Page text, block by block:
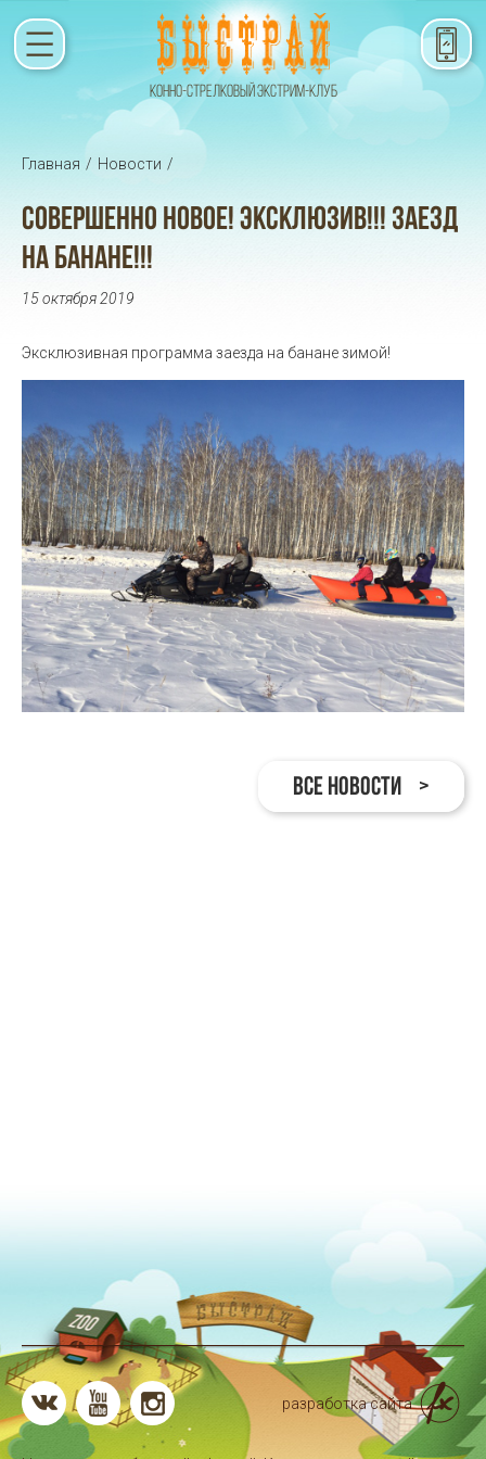
КОННО-СТРЕЛКОВЫЙ ЭКСТРИМ-КЛУБ
Главная / Новости /
СОВЕРШЕННО НОВОЕ! ЭКСКЛЮЗИВ!!! ЗАЕЗД
НА БАНАНЕ!!!
15 октября 2019
Эксклюзивная программа заезда на банане зимой!
ВСЕ НОВОСТИ >
разработка сайта